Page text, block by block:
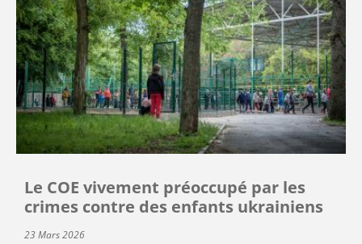
Le COE vivement préoccupé par les
crimes contre des enfants ukrainiens
23 Mars 2026